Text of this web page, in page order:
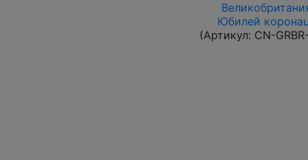
Юбилей
(Артикул: CN-